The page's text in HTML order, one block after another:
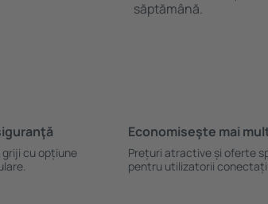
săptămână.
griji cu opțiune
Economiseşte mai
Prețuri atractive și oferte
pentru utilizatorii